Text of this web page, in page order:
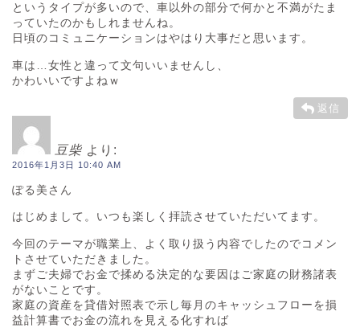
というタイプが多いので、車以外の部分で何かと不満がたま
っていたのかもしれませんね。
日頃のコミュニケーションはやはり大事だと思います。
車は…女性と違って文句いいませんし、
かわいいですよねｗ
返信
豆柴 より:
2016年1月3日 10:40 AM
ぽる美さん
はじめまして。いつも楽しく拝読させていただいてます。
今回のテーマが職業上、よく取り扱う内容でしたのでコメン
トさせていただきました。
まずご夫婦でお金で揉める決定的な要因はご家庭の財務諸表
がないことです。
家庭の資産を貸借対照表で示し毎月のキャッシュフローを損
益計算書でお金の流れを見える化すれば